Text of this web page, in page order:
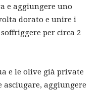
e aggiungere uno
dorato e unire i
per circa 2
e le olive già private
asciugare, aggiungere